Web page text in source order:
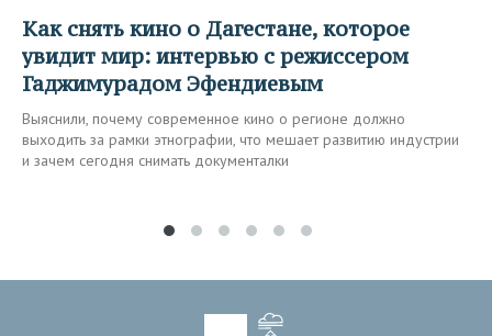
Как снять кино о Дагестане, которое
увидит мир: интервью с режиссером
Гаджимурадом Эфендиевым
Выяснили, почему современное кино о регионе должно
выходить за рамки этнографии, что мешает развитию индустрии
и зачем сегодня снимать документалки